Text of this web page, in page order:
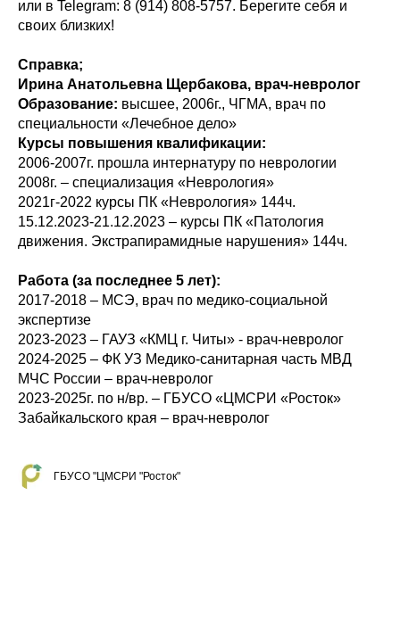
или в Telegram: 8 (914) 808-5757. Берегите себя и
своих близких!
Справка;
Ирина Анатольевна Щербакова, врач-невролог
Образование: высшее, 2006г., ЧГМА, врач по
специальности «Лечебное дело»
Курсы повышения квалификации:
2006-2007г. прошла интернатуру по неврологии
2008г. – специализация «Неврология»
2021г-2022 курсы ПК «Неврология» 144ч.
15.12.2023-21.12.2023 – курсы ПК «Патология
движения. Экстрапирамидные нарушения» 144ч.
Работа (за последнее 5 лет):
2017-2018 – МСЭ, врач по медико-социальной
экспертизе
2023-2023 – ГАУЗ «КМЦ г. Читы» - врач-невролог
2024-2025 – ФК УЗ Медико-санитарная часть МВД
МЧС России – врач-невролог
2023-2025г. по н/вр. – ГБУСО «ЦМСРИ «Росток»
Забайкальского края – врач-невролог
ГБУСО "ЦМСРИ "Росток"